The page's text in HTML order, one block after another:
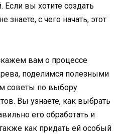
Если вы хотите создать
знаете, с чего начать, этот
вам о процессе
поделимся полезными
советы по выбору
Вы узнаете, как выбрать
его обработать и
как придать ей особый